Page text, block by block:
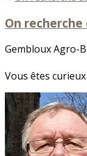
On
Gembloux Agro-
Vous êtes